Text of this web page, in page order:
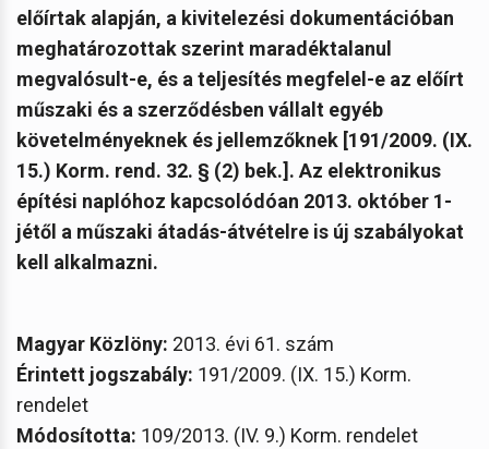
előírtak alapján, a kivitelezési dokumentációban
meghatározottak szerint maradéktalanul
megvalósult-e, és a teljesítés megfelel-e az előírt
műszaki és a szerződésben vállalt egyéb
követelményeknek és jellemzőknek [191/2009. (IX.
15.) Korm. rend. 32. § (2) bek.]. Az elektronikus
építési naplóhoz kapcsolódóan 2013. október 1-
jétől a műszaki átadás-átvételre is új szabályokat
kell alkalmazni.
Magyar Közlöny: 2013. évi 61. szám
Érintett jogszabály: 191/2009. (IX. 15.) Korm.
rendelet
Módosította: 109/2013. (IV. 9.) Korm. rendelet